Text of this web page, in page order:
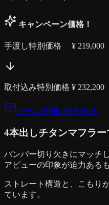
キャンペーン価格！
手渡し特別価格 ¥ 219,000
取付込み特別価格 ¥ 232,200
メールで問い合わせる
4本出しチタンマフラー
バンパー切り欠きにマッチ
アビューの印象が迫力ある
ストレート構造と、こもり
ています。